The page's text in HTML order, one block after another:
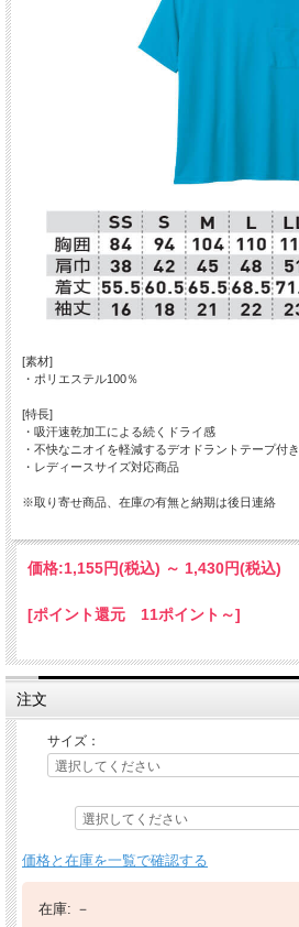
[素材]
・ポリエステル100％
[特長]
・吸汗速乾加工による続くドライ感
・不快なニオイを軽減するデオドラントテープ付き
・レディースサイズ対応商品
※取り寄せ商品、在庫の有無と納期は後日連絡
価格:1,155円(税込) ～ 1,430円(税込)
[ポイント還元 11ポイント～]
注文
サイズ：
価格と在庫を一覧で確認する
在庫: －